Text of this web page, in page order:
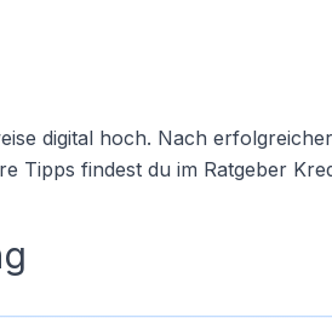
digital hoch. Nach
Tipps findest du im Ratgeber